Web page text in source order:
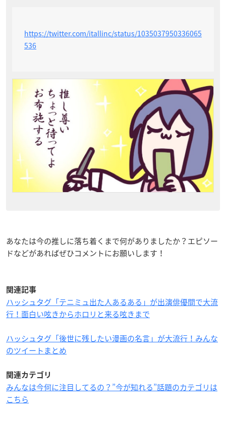
https://twitter.com/itallinc/status/1035037950336065
536
あなたは今の推しに落ち着くまで何がありましたか？エピソー
ドなどがあればぜひコメントにお願いします！
関連記事
ハッシュタグ「テニミュ出た人あるある」が出演俳優間で大流
行！面白い呟きからホロリと来る呟きまで
ハッシュタグ「後世に残したい漫画の名言」が大流行！みんな
のツイートまとめ
関連カテゴリ
みんなは今何に注目してるの？”今が知れる”話題のカテゴリは
こちら